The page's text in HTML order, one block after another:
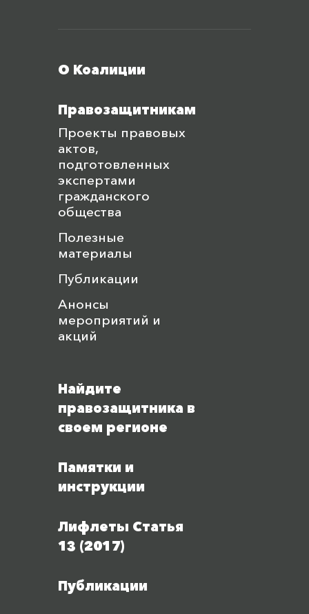
О Коалиции
Правозащитникам
Проекты правовых
актов,
подготовленных
экспертами
гражданского
общества
Полезные
материалы
Публикации
Анонсы
мероприятий и
акций
Найдите
правозащитника в
своем регионе
Памятки и
инструкции
Лифлеты Статья
13 (2017)
Публикации